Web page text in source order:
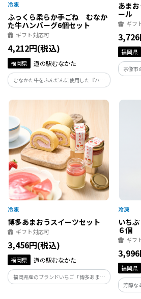
ふっくら柔らか手ごね むなか
た牛ハンバーグ6個セット
ギフト対応可
4,212円(税込)
福岡県 道の駅むなかた
むなかた牛をふんだんに使用した『ハン
バーグ』。 むなかた牛ハンバーグは、切
った時に滲み出るジューシーな脂が【む
を、より一層引き立たせます。
あま
ール
ギフ
福岡県
宗像市
で、管
博多あまおうスイーツセット
ギフト対応可
3,456円(税込)
福岡県 道の駅むなかた
福岡県産のブランドいちご「博多あまお
う」を贅沢に使用した、プリンとロール
いち
６個
ギフ
福岡県
芳醇な
の中に